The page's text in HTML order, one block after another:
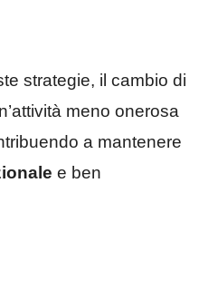
strategie, il cambio di
meno onerosa
a mantenere
e ben